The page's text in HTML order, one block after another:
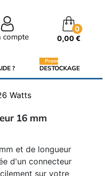
compte
0
0,00 €
? DESTOCKAGE
Promo
Watts
16 mm
et de longueur
d'un connecteur
sur votre